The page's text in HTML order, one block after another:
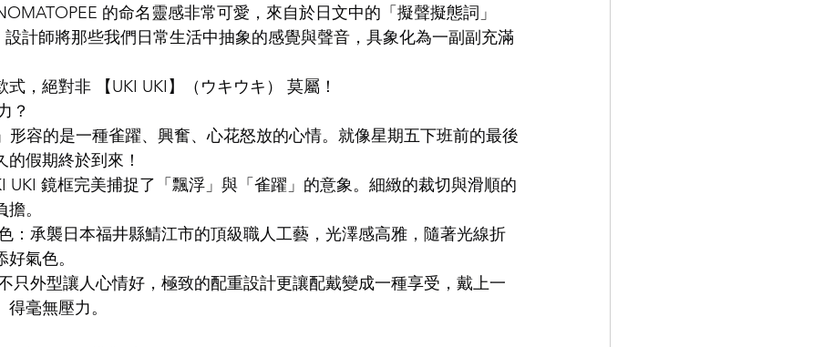
LUNOR 杉本圭 OLVER PEOPLES 999.9 LEOWL IN EYE
的命名靈感非常可愛，來自於日文中的「擬聲擬態詞」
設計師將那些我們日常生活中抽象的感覺與聲音，具象化為一副副充滿
，絕對非 【UKI UKI】（ウキウキ） 莫屬！
？
形容的是一種雀躍、興奮、心花怒放的心情。就像星期五下班前的最後
假期終於到來！
UKI 鏡框完美捕捉了「飄浮」與「雀躍」的意象。細緻的裁切與滑順的
。
：承襲日本福井縣鯖江市的頂級職人工藝，光澤感高雅，隨著光線折
氣色。
只外型讓人心情好，極致的配重設計更讓配戴變成一種享受，戴上一
毫無壓力。